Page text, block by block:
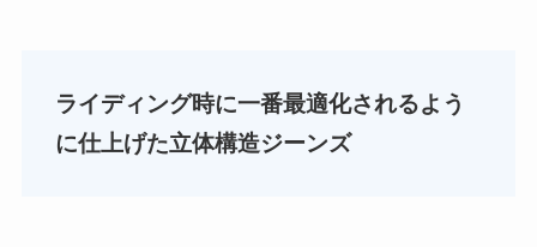
ライディング時に一番最適化されるよう
に仕上げた立体構造ジーンズ